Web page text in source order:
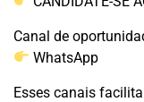
Canal de
WhatsApp
Esses canais